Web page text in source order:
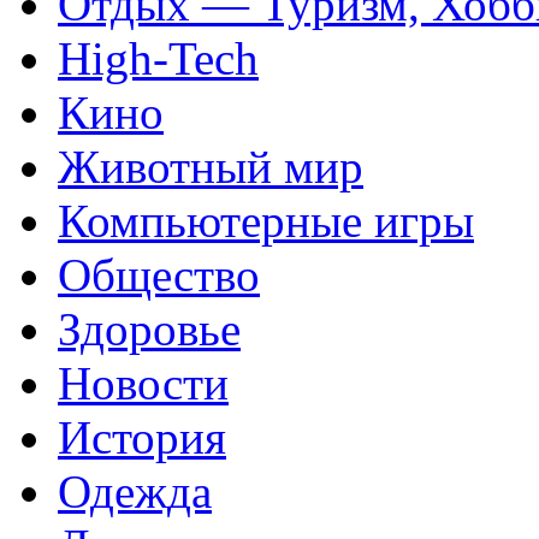
High-Tech
Кино
Животный мир
Компьютерные игры
Общество
Здоровье
Новости
История
Одежда